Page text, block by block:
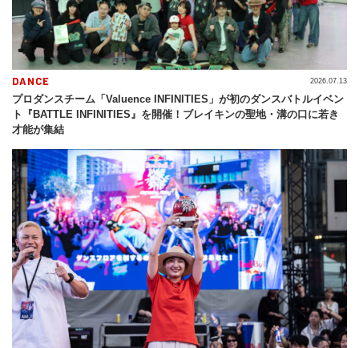
DANCE
プロダンスチーム「Valuence INFINITIES」が初のダンスバトルイベン
ト『BATTLE INFINITIES』を開催！ブレイキンの聖地・溝の口に若き
才能が集結
2026.07.13